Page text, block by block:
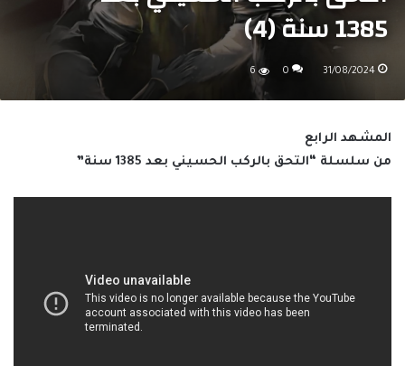
1385 سنة (4)
31/08/2024
0
6
المشهد الرابع
من سلسلة “التحق بالركب الحسيني بعد 1385 سنة”